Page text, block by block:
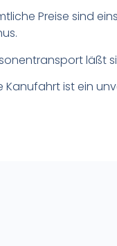
Preise sind
läßt
Kanufahrt ist ein